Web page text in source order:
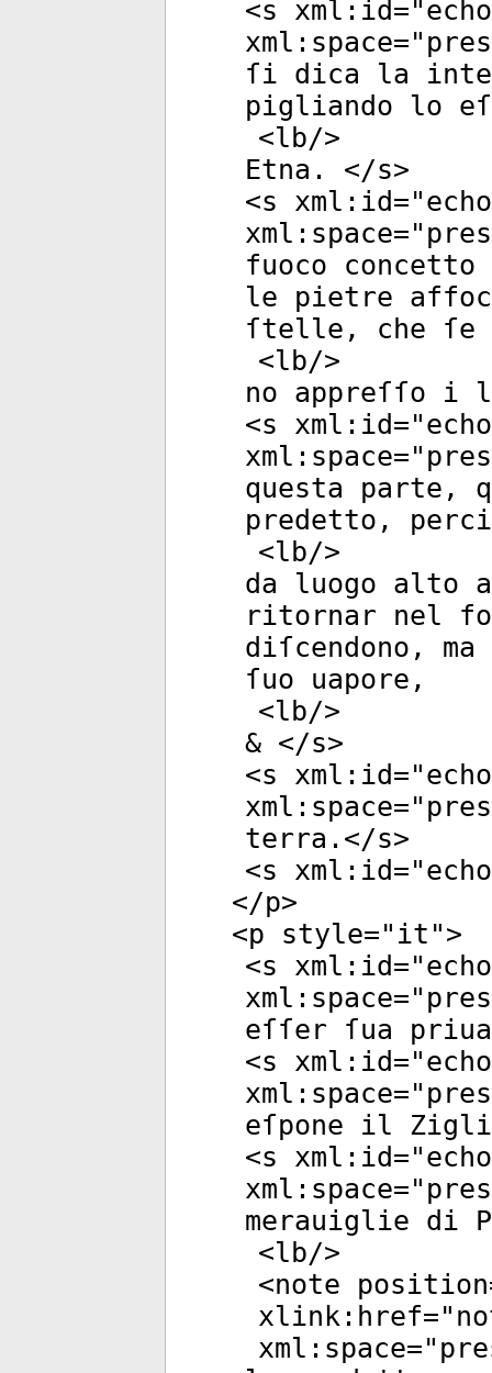
<s xml:id="
xml:space="
ſi dica la
pigliando lo
<lb/>
Etna. </s>
<s xml:id="
xml:space="
fuoco
le pietre
ſtelle, che
<lb/>
no appreſſo i
<s xml:id="
xml:space="
questa parte,
predetto,
<lb/>
da luogo alto
ritornar nel
diſcendono,
ſuo uapore,
<lb/>
& </s>
<s xml:id="
xml:space="
terra.</s>
<s xml:id="
</p>
<p style=" it ">
<s xml:id="
xml:space="
eſſer ſua
<s xml:id="
xml:space="
eſpone il
<s xml:id="
xml:space="
merauiglie di
<lb/>
<note position
xlink:href="
xml:space="